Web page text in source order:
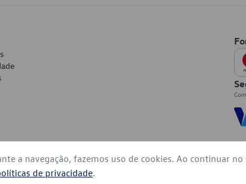
direitos reservados
a navegação, fazemos uso de cookies. Ao continuar
de privacidade.